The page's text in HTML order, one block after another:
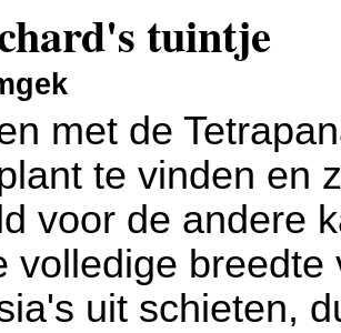
tuintje
met de
te vinden en
voor de andere
volledige
uit schieten,